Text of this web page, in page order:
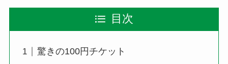
目次
驚きの100円チケット